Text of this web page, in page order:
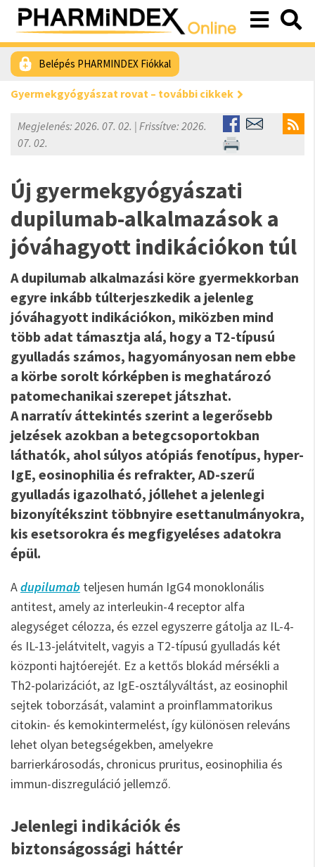
Belépés PHARMINDEX Fiókkal
Gyermekgyógyászat rovat – további cikkek
Megjelenés: 2026. 07. 02. | Frissítve: 2026.
07. 02.
Új gyermekgyógyászati
dupilumab-alkalmazások a
jóváhagyott indikációkon túl
A dupilumab alkalmazási köre gyermekkorban
egyre inkább túlterjeszkedik a jelenleg
jóváhagyott indikációkon, miközben mind
több adat támasztja alá, hogy a T2-típusú
gyulladás számos, hagyományosan nem ebbe
a körbe sorolt kórképben is meghatározó
patomechanikai szerepet játszhat.
A narratív áttekintés szerint a legerősebb
jelzések azokban a betegcsoportokban
láthatók, ahol súlyos atópiás fenotípus, hyper-
IgE, eosinophilia és refrakter, AD-szerű
gyulladás igazolható, jóllehet a jelenlegi
bizonyítékszint többnyire esettanulmányokra,
kis esetsorokra és megfigyeléses adatokra
épül.
Adupilumab teljesen humán IgG4 monoklonális
antitest, amely az interleukin-4 receptor alfa
alegységet célozza, és ezzel egyszerre gátolja az IL-4-
és IL-13-jelátvitelt, vagyis a T2-típusú gyulladás két
központi hajtóerejét. Ez a kettős blokád mérsékli a
Th2-polarizációt, az IgE-osztályváltást, az eosinophil
sejtek toborzását, valamint a proinflammatorikus
citokin- és kemokintermelést, így különösen releváns
lehet olyan betegségekben, amelyekre
barrierkárosodás, chronicus pruritus, eosinophilia és
immun-diszreguláció jellemző.
Jelenlegi indikációk és
biztonságossági háttér